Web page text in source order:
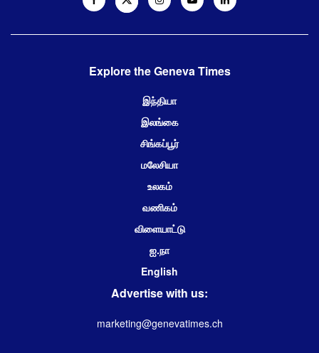
Explore the Geneva Times
இந்தியா
இலங்கை
சிங்கப்பூர்
மலேசியா
உலகம்
வணிகம்
விளையாட்டு
ஐ.நா
English
Advertise with us:
marketing@genevatimes.ch